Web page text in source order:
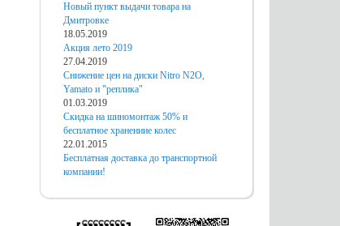
Новый пункт выдачи товара на
Дмитровке
18.05.2019
Акция лето 2019
27.04.2019
Снижение цен на диски Nitro N2O,
Yamato и "реплика"
01.03.2019
Скидка на шиномонтаж 50% и
бесплатное хранениие колес
22.01.2015
Бесплатная доставка до транспортной
компании!